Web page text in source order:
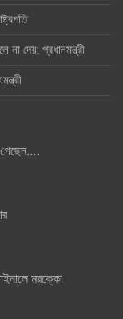
দেয়: প্রধানমন্ত্রী
মরক্কো